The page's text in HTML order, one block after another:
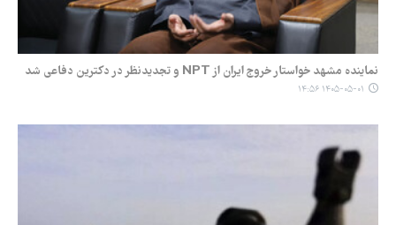
نماینده مشهد خواستار خروج ایران از NPT و تجدیدنظر در دکترین دفاعی شد
۱۴۰۵-۰۵-۰۱ ۱۴:۵۶